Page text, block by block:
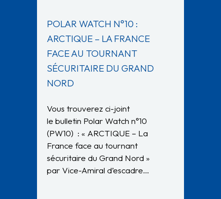
POLAR WATCH N°10 :
ARCTIQUE – LA FRANCE
FACE AU TOURNANT
SÉCURITAIRE DU GRAND
NORD
Vous trouverez ci-joint
le bulletin Polar Watch n°10
(PW10) : « ARCTIQUE – La
France face au tournant
sécuritaire du Grand Nord »
par Vice-Amiral d’escadre…